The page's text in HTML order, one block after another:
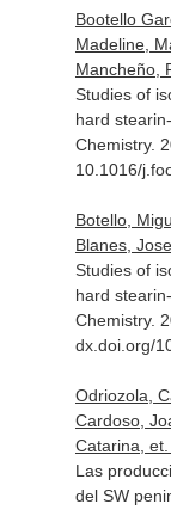
Bootello
Madeline,
Mancheño,
Studies of
hard
Chemistry.
10.1016/
Botello,
Blanes,
Studies of
hard
Chemistry.
dx.doi.org/
Odriozola,
Cardoso,
Catarina, et.
Las
del SW